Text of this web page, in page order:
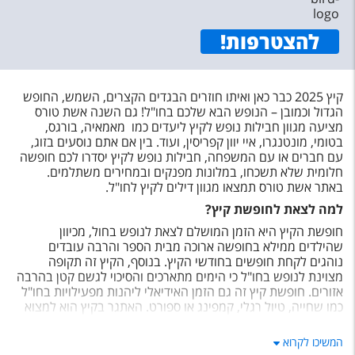
להצטרפות!
קיץ 2025 כבר כאן ואיתו חוזרים הבגדים הקצרים, השמש, החופש
הגדול וכמובן – הנופש הבא שלכם בחו"ל! גם השנה אשת טורס
מציעה מגוון חבילות נופש לקיץ ליעדים כמו מאמאיה, בורגס,
בטומי, מונטנגרו, איי יוון קפריסין, ועוד. בין אם אתם נוסעים בזוג,
עם חברים או עם המשפחה, חבילות נופש לקיץ יסדרו לכם חופשה
חלומית שלא תשכחו, במלונות מפנקים ובמחירים משתלמים.
באתר אשת טורס תמצאו מגוון דילים לקיץ לחו"ל.
למה לצאת לחופשת קיץ?
חופשת הקיץ היא הזמן המושלם לצאת לנופש בחול, מכיוון
שהילדים ממילא בחופשה ארוכה מבית הספר והרבה עובדים
נוהגים לקחת חופשים בחודשי הקיץ. בנוסף, הקיץ זה תקופה
מצוינת לנופש בחו"ל כי הימים מתארכים והסיכוי לגשם קטן בהרבה
אזורים. חופשת קיץ זה גם הזמן האידיאלי ליהנות מפעילויות בחו"ל
כמו שחייה, טיול רגלי, קמפינג או ספורט. האתגר בקיץ הוא למצוא
זאת היא להזמין דיל משתלם שחוסך לכם הזמנת מלון וטיסה
המשיכו לקרוא